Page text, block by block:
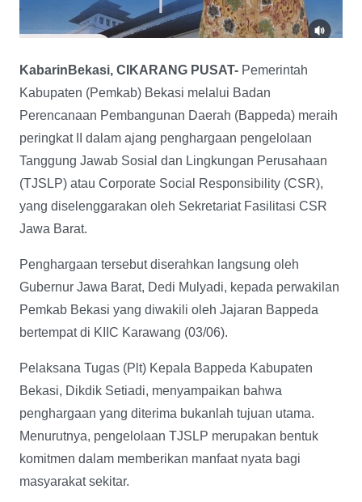
KabarinBekasi, CIKARANG PUSAT- Pemerintah
Kabupaten (Pemkab) Bekasi melalui Badan
Perencanaan Pembangunan Daerah (Bappeda) meraih
peringkat II dalam ajang penghargaan pengelolaan
Tanggung Jawab Sosial dan Lingkungan Perusahaan
(TJSLP) atau Corporate Social Responsibility (CSR),
yang diselenggarakan oleh Sekretariat Fasilitasi CSR
Jawa Barat.
Penghargaan tersebut diserahkan langsung oleh
Gubernur Jawa Barat, Dedi Mulyadi, kepada perwakilan
Pemkab Bekasi yang diwakili oleh Jajaran Bappeda
bertempat di KIIC Karawang (03/06).
Pelaksana Tugas (Plt) Kepala Bappeda Kabupaten
Bekasi, Dikdik Setiadi, menyampaikan bahwa
penghargaan yang diterima bukanlah tujuan utama.
Menurutnya, pengelolaan TJSLP merupakan bentuk
komitmen dalam memberikan manfaat nyata bagi
masyarakat sekitar.